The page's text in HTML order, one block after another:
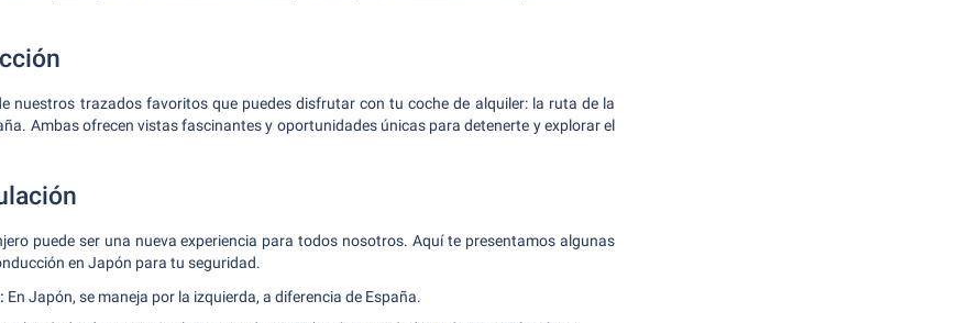
nuestros trazados favoritos que puedes disfrutar con tu coche de alquiler: la ruta de la
Ambas ofrecen vistas fascinantes y oportunidades únicas para detenerte y explorar el
puede ser una nueva experiencia para todos nosotros. Aquí te presentamos algunas
en Japón para tu seguridad.
En Japón, se maneja por la izquierda, a diferencia de España.